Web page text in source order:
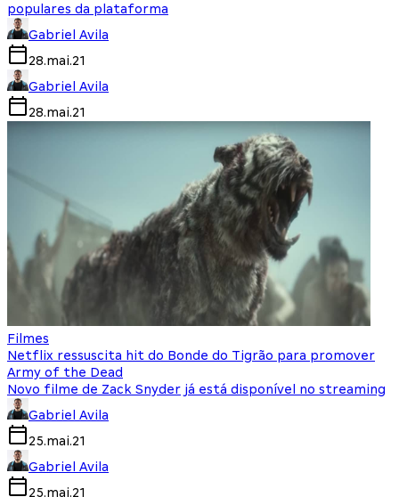
populares da plataforma
Gabriel Avila
28.mai.21
Gabriel Avila
28.mai.21
Filmes
Netflix ressuscita hit do Bonde do Tigrão para promover
Army of the Dead
Novo filme de Zack Snyder já está disponível no streaming
Gabriel Avila
25.mai.21
Gabriel Avila
25.mai.21